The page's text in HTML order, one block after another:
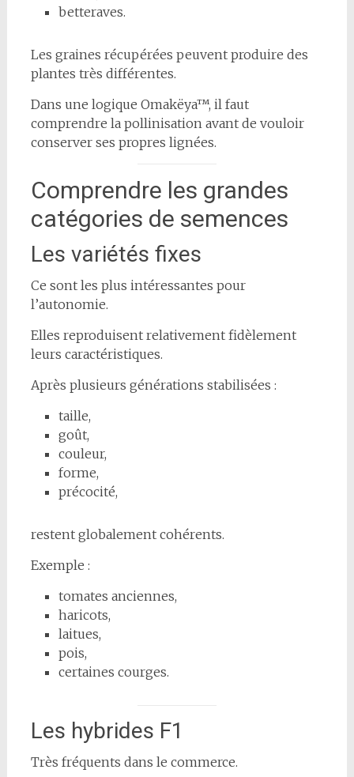
betteraves.
Les graines récupérées peuvent produire des
plantes très différentes.
Dans une logique Omakëya™, il faut
comprendre la pollinisation avant de vouloir
conserver ses propres lignées.
Comprendre les grandes
catégories de semences
Les variétés fixes
Ce sont les plus intéressantes pour
l’autonomie.
Elles reproduisent relativement fidèlement
leurs caractéristiques.
Après plusieurs générations stabilisées :
taille,
goût,
couleur,
forme,
précocité,
restent globalement cohérents.
Exemple :
tomates anciennes,
haricots,
laitues,
pois,
certaines courges.
Les hybrides F1
Très fréquents dans le commerce.